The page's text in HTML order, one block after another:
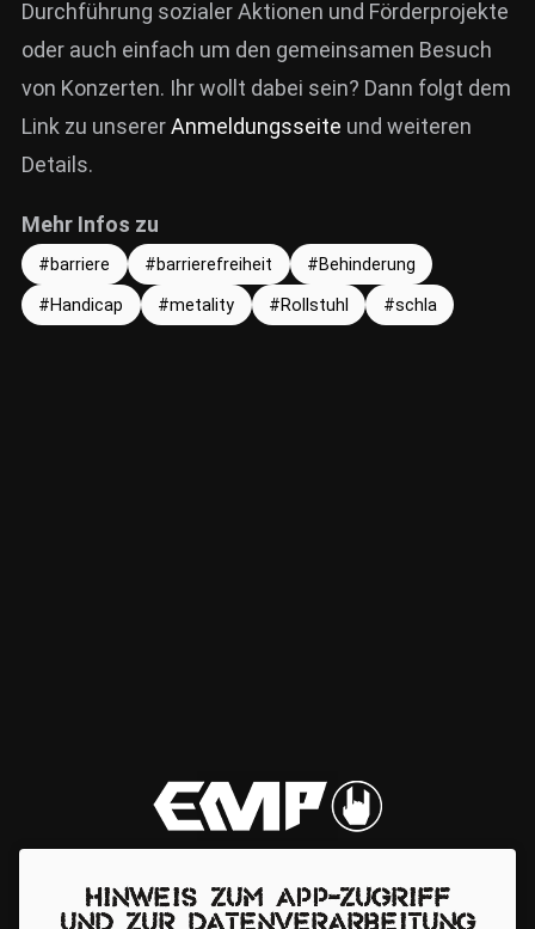
Durchführung sozialer Aktionen und Förderprojekte
oder auch einfach um den gemeinsamen Besuch
von Konzerten. Ihr wollt dabei sein? Dann folgt dem
Link zu unsererAnmeldungsseite und weiteren
Details.
Mehr Infos zu
barriere barrierefreiheit
Behinderung
Handicap
metality Rollstuhl schla
Hinweis zum App-Zugriff